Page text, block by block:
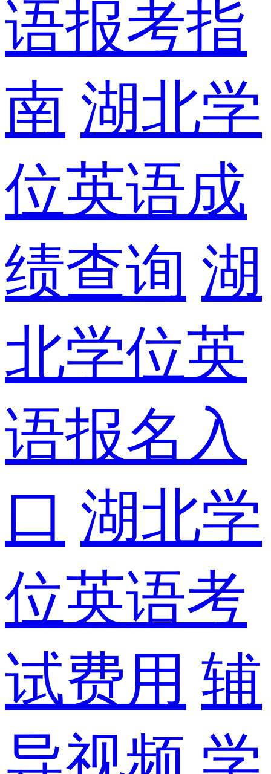
语报考指
南 湖北学
位英语成
绩查询 湖
北学位英
语报名入
口 湖北学
位英语考
试费用 辅